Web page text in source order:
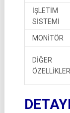
İŞLETİM
SİSTEMİ
MONİTÖR
DİĞER
ÖZELLİKLER